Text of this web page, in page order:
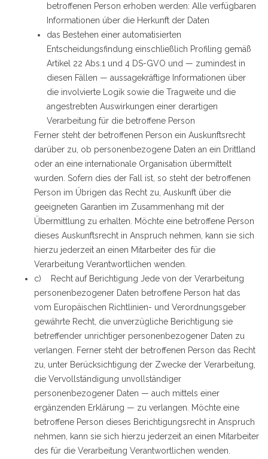
betroffenen Person erhoben werden: Alle verfügbaren
Informationen über die Herkunft der Daten
das Bestehen einer automatisierten
Entscheidungsfindung einschließlich Profiling gemäß
Artikel 22 Abs.1 und 4 DS-GVO und — zumindest in
diesen Fällen — aussagekräftige Informationen über
die involvierte Logik sowie die Tragweite und die
angestrebten Auswirkungen einer derartigen
Verarbeitung für die betroffene Person
Ferner steht der betroffenen Person ein Auskunftsrecht
darüber zu, ob personenbezogene Daten an ein Drittland
oder an eine internationale Organisation übermittelt
wurden. Sofern dies der Fall ist, so steht der betroffenen
Person im Übrigen das Recht zu, Auskunft über die
geeigneten Garantien im Zusammenhang mit der
Übermittlung zu erhalten. Möchte eine betroffene Person
dieses Auskunftsrecht in Anspruch nehmen, kann sie sich
hierzu jederzeit an einen Mitarbeiter des für die
Verarbeitung Verantwortlichen wenden.
c) Recht auf Berichtigung Jede von der Verarbeitung
personenbezogener Daten betroffene Person hat das
vom Europäischen Richtlinien- und Verordnungsgeber
gewährte Recht, die unverzügliche Berichtigung sie
betreffender unrichtiger personenbezogener Daten zu
verlangen. Ferner steht der betroffenen Person das Recht
zu, unter Berücksichtigung der Zwecke der Verarbeitung,
die Vervollständigung unvollständiger
personenbezogener Daten — auch mittels einer
ergänzenden Erklärung — zu verlangen. Möchte eine
betroffene Person dieses Berichtigungsrecht in Anspruch
nehmen, kann sie sich hierzu jederzeit an einen Mitarbeiter
des für die Verarbeitung Verantwortlichen wenden.